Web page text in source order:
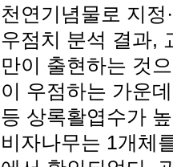
천연기념물로 지
우점치 분석 결과,
만이 출현하는 것
이 우점하는 가운
등 상록활엽수가
비자나무는 1개체